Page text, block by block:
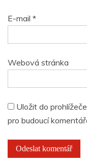
E-mail *
Webová stránka
Uložit do
pro budoucí